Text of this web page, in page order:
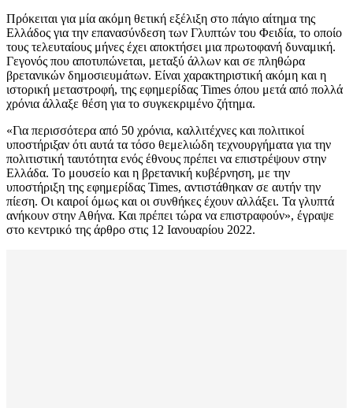
Πρόκειται για μία ακόμη θετική εξέλιξη στο πάγιο αίτημα της
Ελλάδος για την επανασύνδεση των Γλυπτών του Φειδία, το οποίο
τους τελευταίους μήνες έχει αποκτήσει μια πρωτοφανή δυναμική.
Γεγονός που αποτυπώνεται, μεταξύ άλλων και σε πληθώρα
βρετανικών δημοσιευμάτων. Είναι χαρακτηριστική ακόμη και η
ιστορική μεταστροφή, της εφημερίδας Times όπου μετά από πολλά
χρόνια άλλαξε θέση για το συγκεκριμένο ζήτημα.
«Για περισσότερα από 50 χρόνια, καλλιτέχνες και πολιτικοί
υποστήριξαν ότι αυτά τα τόσο θεμελιώδη τεχνουργήματα για την
πολιτιστική ταυτότητα ενός έθνους πρέπει να επιστρέψουν στην
Ελλάδα. Το μουσείο και η βρετανική κυβέρνηση, με την
υποστήριξη της εφημερίδας Times, αντιστάθηκαν σε αυτήν την
πίεση. Οι καιροί όμως και οι συνθήκες έχουν αλλάξει. Τα γλυπτά
ανήκουν στην Αθήνα. Και πρέπει τώρα να επιστραφούν», έγραψε
στο κεντρικό της άρθρο στις 12 Ιανουαρίου 2022.